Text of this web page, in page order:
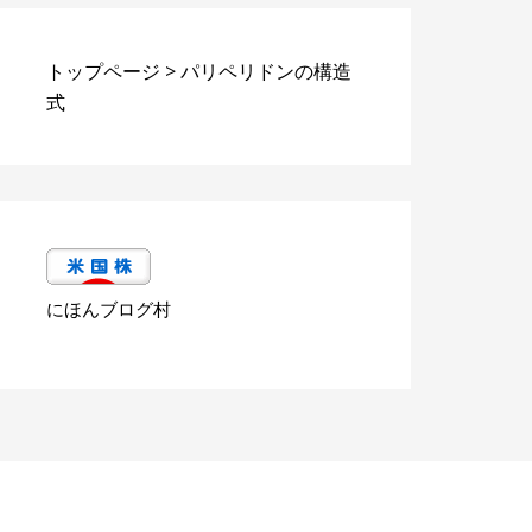
トップページ >パリペリドンの構造
式
にほんブログ村